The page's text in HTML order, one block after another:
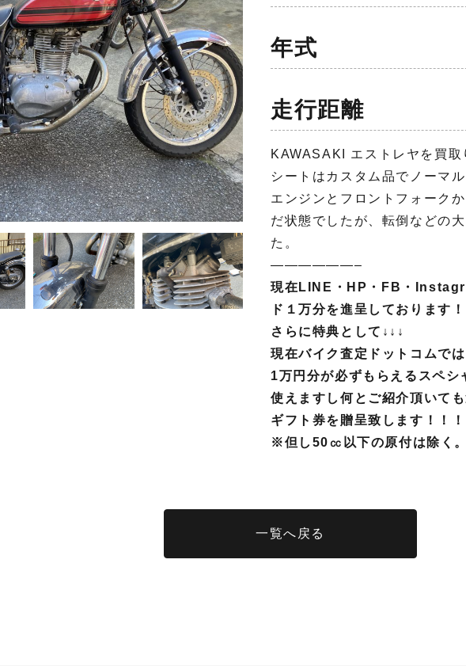
年式
走行距離
KAWASAKI エストレヤを買取
シートはカスタム品でノーマ
エンジンとフロントフォーク
だ状態でしたが、転倒などの
た。
——————–
現在LINE・HP・FB・
ド１万分を進呈しております！
さらに特典として↓↓↓
現在バイク査定ドットコムで
1万円分が必ずもらえるスペ
使えますし何とご紹介頂いて
ギフト券を贈呈致します！！！
※但し 50㏄以下の原付は除く
一覧へ戻る